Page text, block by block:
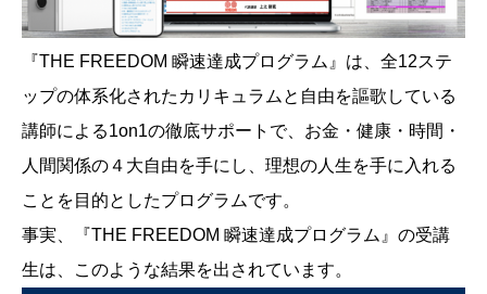
『THE FREEDOM 瞬速達成プログラム』は、全12ステ
ップの体系化されたカリキュラムと自由を謳歌している
講師による1on1の徹底サポートで、お金・健康・時間・
人間関係の４大自由を手にし、理想の人生を手に入れる
ことを目的としたプログラムです。
事実、『THE FREEDOM 瞬速達成プログラム』の受講
生は、このような結果を出されています。